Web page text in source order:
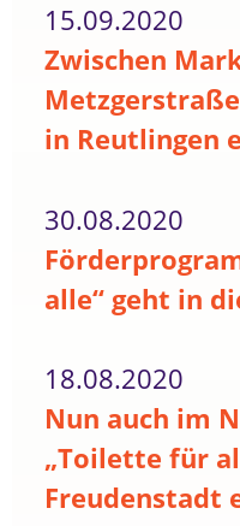
15.09.2020
Zwischen
in Reutlingen
30.08.2020
alle“ geht in
18.08.2020
Nun auch im
„Toilette für
Freudenstadt